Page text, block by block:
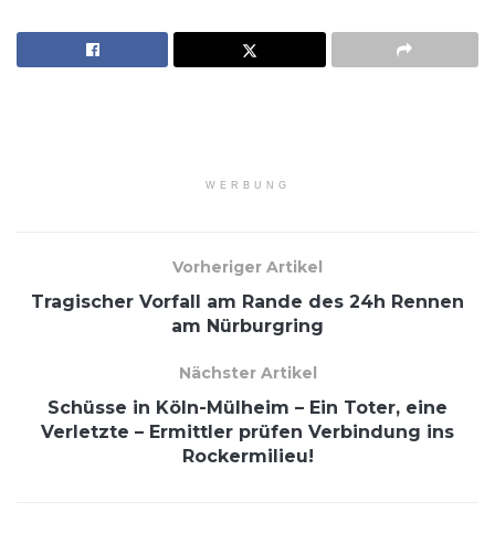
WERBUNG
Vorheriger Artikel
Tragischer Vorfall am Rande des 24h Rennen
am Nürburgring
Nächster Artikel
Schüsse in Köln-Mülheim – Ein Toter, eine
Verletzte – Ermittler prüfen Verbindung ins
Rockermilieu!